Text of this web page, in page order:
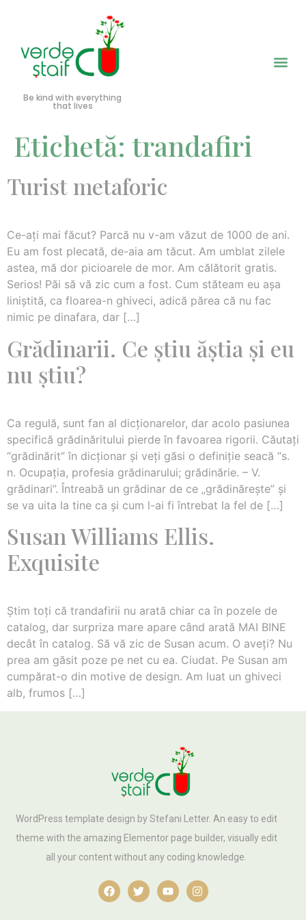
Be kind with everything
that lives
Etichetă: trandafiri
Turist metaforic
Ce-aţi mai făcut? Parcă nu v-am văzut de 1000 de ani.
Eu am fost plecată, de-aia am tăcut. Am umblat zilele
astea, mă dor picioarele de mor. Am călătorit gratis.
Serios! Păi să vă zic cum a fost. Cum stăteam eu aşa
liniştită, ca floarea-n ghiveci, adică părea că nu fac
nimic pe dinafara, dar […]
Grădinarii. Ce ştiu ăştia şi eu
nu ştiu?
Ca regulă, sunt fan al dicţionarelor, dar acolo pasiunea
specifică grădinăritului pierde în favoarea rigorii. Căutaţi
“grădinărit” în dicţionar şi veţi găsi o definiţie seacă “s.
n. Ocupaţia, profesia grădinarului; grădinărie. – V.
grădinari”. Întreabă un grădinar de ce „grădinăreşte” şi
se va uita la tine ca şi cum l-ai fi întrebat la fel de […]
Susan Williams Ellis.
Exquisite
Ştim toţi că trandafirii nu arată chiar ca în pozele de
catalog, dar surpriza mare apare când arată MAI BINE
decât în catalog. Să vă zic de Susan acum. O aveţi? Nu
prea am găsit poze pe net cu ea. Ciudat. Pe Susan am
cumpărat-o din motive de design. Am luat un ghiveci
alb, frumos […]
WordPress template design by Stefani Letter. An easy to edit
theme with the amazing Elementor page builder, visually edit
all your content without any coding knowledge.